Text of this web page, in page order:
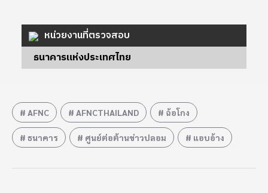
หน่วยงานที่ตรวจสอบ
ธนาคารแห่งประเทศไทย
AFNC AFNCTHAILAND ฉ้อโกง
ธนาคาร ศูนย์ต่อต้านข่าวปลอม แอบอ้าง